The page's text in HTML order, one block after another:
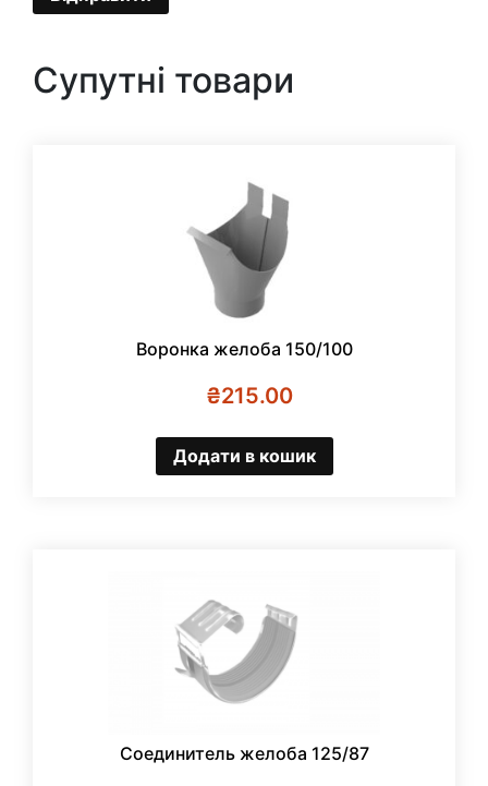
Супутні товари
Воронка желоба 150/100
₴215.00
Додати в кошик
Соединитель желоба 125/87